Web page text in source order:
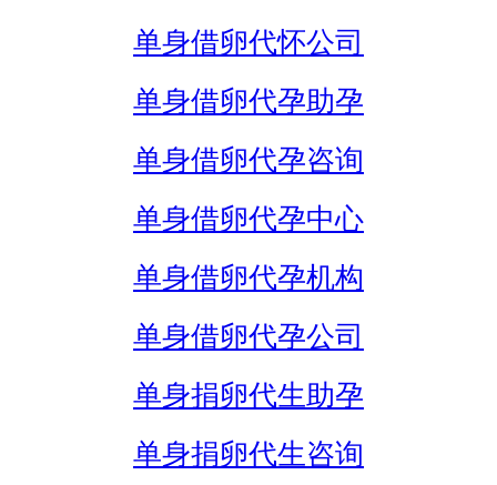
单身借卵代怀公司
单身借卵代孕助孕
单身借卵代孕咨询
单身借卵代孕中心
单身借卵代孕机构
单身借卵代孕公司
单身捐卵代生助孕
单身捐卵代生咨询